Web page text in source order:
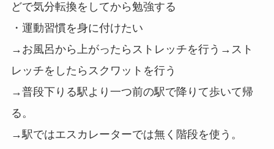
どで気分転換をしてから勉強する
・運動習慣を身に付けたい
→お風呂から上がったらストレッチを行う→スト
レッチをしたらスクワットを行う
→普段下りる駅より一つ前の駅で降りて歩いて帰
る。
→駅ではエスカレーターでは無く階段を使う。